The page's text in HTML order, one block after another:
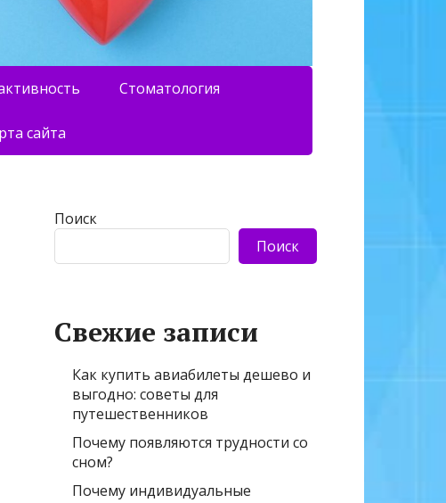
Стоматология
сайта
Поиск
Поиск
Свежие записи
Как купить авиабилеты дешево и
выгодно: советы для
путешественников
Почему появляются трудности со
сном?
Почему индивидуальные